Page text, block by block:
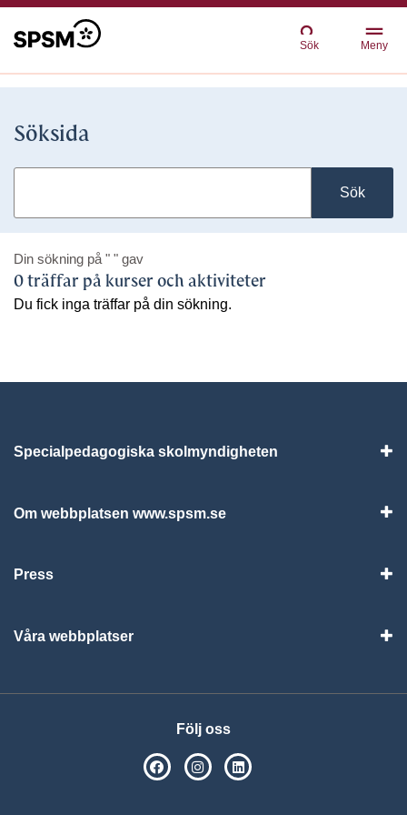
Sök Meny
Söksida
Sök
Din sökning på " " gav
0 träffar på kurser och aktiviteter
Du fick inga träffar på din sökning.
Specialpedagogiska skolmyndigheten
Om webbplatsen www.spsm.se
Press
Våra webbplatser
Följ oss
SPSM på Facebook
SPSM på Instagram